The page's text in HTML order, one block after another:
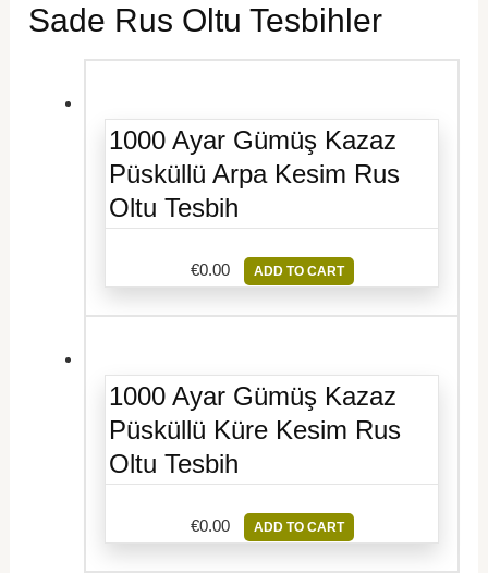
Sade Rus Oltu Tesbihler
1000 Ayar Gümüş Kazaz
Püsküllü Arpa Kesim Rus
Oltu Tesbih
€0.00 ADD TO CART
1000 Ayar Gümüş Kazaz
Püsküllü Küre Kesim Rus
Oltu Tesbih
€0.00 ADD TO CART